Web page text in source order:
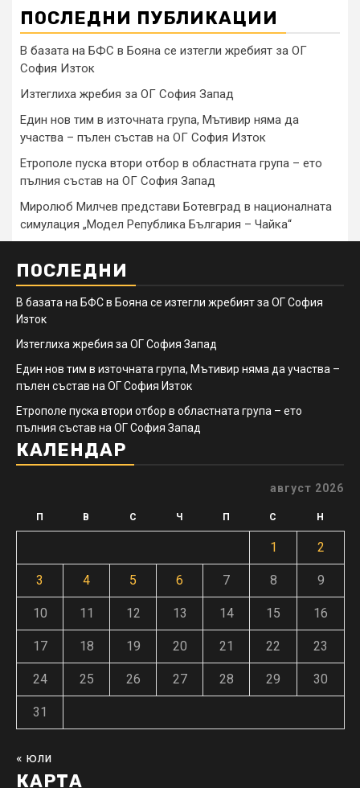
ПОСЛЕДНИ ПУБЛИКАЦИИ
В базата на БФС в Бояна се изтегли жребият за ОГ
София Изток
Изтеглиха жребия за ОГ София Запад
Един нов тим в източната група, Мътивир няма да
участва – пълен състав на ОГ София Изток
Етрополе пуска втори отбор в областната група – ето
пълния състав на ОГ София Запад
Миролюб Милчев представи Ботевград в националната
симулация „Модел Република България – Чайка“
ПОСЛЕДНИ
В базата на БФС в Бояна се изтегли жребият за ОГ София
Изток
Изтеглиха жребия за ОГ София Запад
Един нов тим в източната група, Мътивир няма да участва –
пълен състав на ОГ София Изток
Етрополе пуска втори отбор в областната група – ето
пълния състав на ОГ София Запад
КАЛЕНДАР
август 2026
П В С Ч П С Н
1 2
3 4 5 6 7 8 9
10 11 12 13 14 15 16
17 18 19 20 21 22 23
24 25 26 27 28 29 30
31
« юли
КАРТА